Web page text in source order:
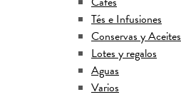
Tés e Infusiones
Conservas y Aceites
Lotes y regalos
Aguas
Varios